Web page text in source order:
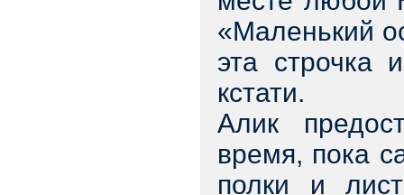
«Маленький
эта строчка
кстати.
Алик
время, пока
полки и